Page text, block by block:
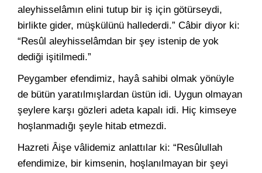
aleyhisselâmın elini tutup bir iş için götürseydi,
birlikte gider, müşkülünü hallederdi.” Câbir diyor ki:
“Resûl aleyhisselâmdan bir şey istenip de yok
dediği işitilmedi.”
Peygamber efendimiz, hayâ sahibi olmak yönüyle
de bütün yaratılmışlardan üstün idi. Uygun olmayan
şeylere karşı gözleri adeta kapalı idi. Hiç kimseye
hoşlanmadığı şeyle hitab etmezdi.
Hazreti Âişe vâlidemiz anlattılar ki: “Resûlullah
efendimize, bir kimsenin, hoşlanılmayan bir şeyi